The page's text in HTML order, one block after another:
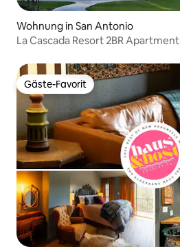
Wohnung in San Antonio
La Cascada Resort 2BR Apartment
Gäste-Favorit
Gäste-Favorit